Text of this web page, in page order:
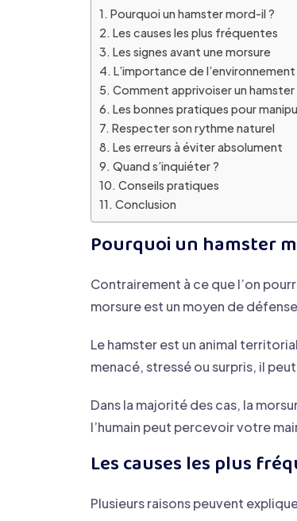
Pourquoi un hamster mord-il ?
Les causes les plus fréquentes
Les signes avant une morsure
L’importance de l’environnement
Comment apprivoiser un
Les bonnes pratiques pour
Respecter son rythme naturel
Les erreurs à éviter absolument
Quand s’inquiéter ?
Conseils pratiques
Conclusion
Pourquoi un hamster
Contrairement à ce que l’on
morsure est un moyen de
Le hamster est un animal
menacé, stressé ou surpris, il
Dans la majorité des cas, la
l’humain peut percevoir votre
Les causes les plus
Plusieurs raisons peuvent